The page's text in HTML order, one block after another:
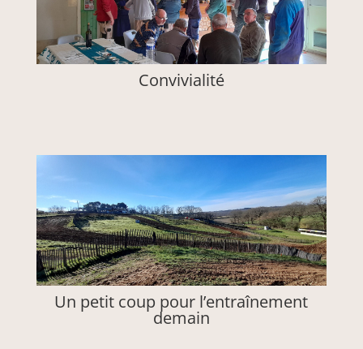
Convivialité
Un petit coup pour l’entraînement
demain